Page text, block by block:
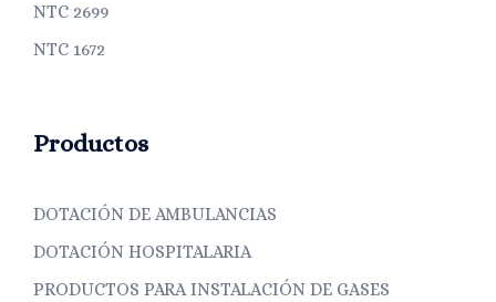
NTC 2699
NTC 1672
Productos
DOTACIÓN DE AMBULANCIAS
DOTACIÓN HOSPITALARIA
PRODUCTOS PARA INSTALACIÓN DE GASES